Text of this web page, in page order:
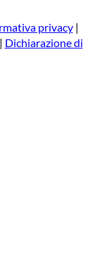
privacy|
Dichiarazione di